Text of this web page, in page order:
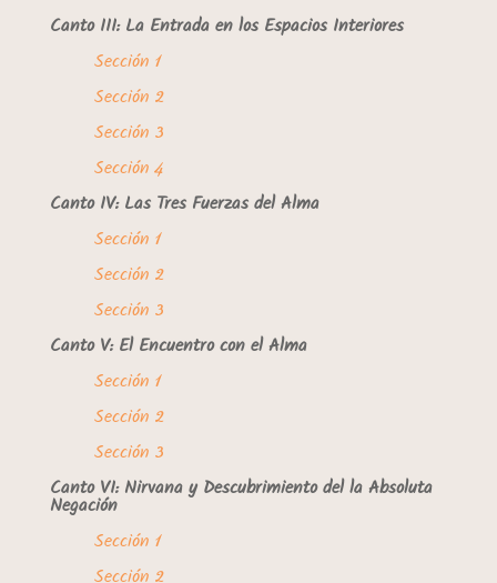
Canto III: La Entrada en los Espacios Interiores
Sección 1
Sección 2
Sección 3
Sección 4
Canto IV: Las Tres Fuerzas del Alma
Sección 1
Sección 2
Sección 3
Canto V: El Encuentro con el Alma
Sección 1
Sección 2
Sección 3
Canto VI: Nirvana y Descubrimiento del la Absoluta
Negación
Sección 1